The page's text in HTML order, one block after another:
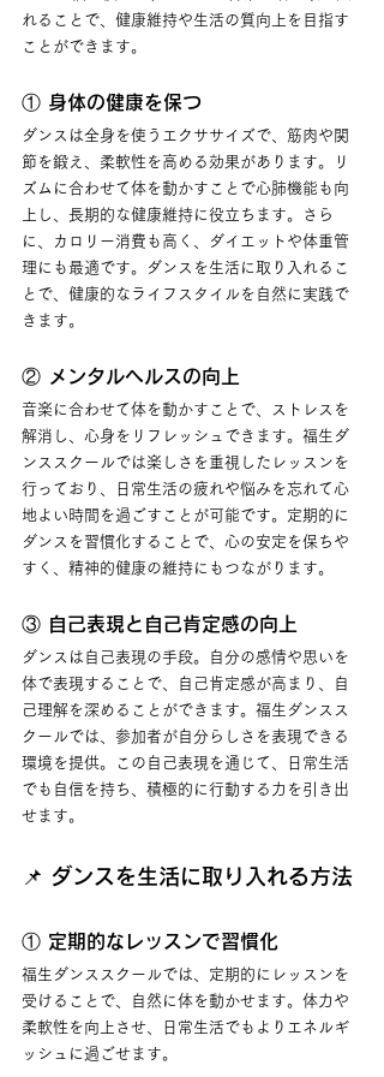
れることで、健康維持や生活の質向上を目指す
ことができます。
① 身体の健康を保つ
ダンスは全身を使うエクササイズで、筋肉や関
節を鍛え、柔軟性を高める効果があります。リ
ズムに合わせて体を動かすことで心肺機能も向
上し、長期的な健康維持に役立ちます。さら
に、カロリー消費も高く、ダイエットや体重管
理にも最適です。ダンスを生活に取り入れるこ
とで、健康的なライフスタイルを自然に実践で
きます。
② メンタルヘルスの向上
音楽に合わせて体を動かすことで、ストレスを
解消し、心身をリフレッシュできます。福生ダ
ンススクールでは楽しさを重視したレッスンを
行っており、日常生活の疲れや悩みを忘れて心
地よい時間を過ごすことが可能です。定期的に
ダンスを習慣化することで、心の安定を保ちや
すく、精神的健康の維持にもつながります。
③ 自己表現と自己肯定感の向上
ダンスは自己表現の手段。自分の感情や思いを
体で表現することで、自己肯定感が高まり、自
己理解を深めることができます。福生ダンスス
クールでは、参加者が自分らしさを表現できる
環境を提供。この自己表現を通じて、日常生活
でも自信を持ち、積極的に行動する力を引き出
せます。
📌 ダンスを生活に取り入れる方法
① 定期的なレッスンで習慣化
福生ダンススクールでは、定期的にレッスンを
受けることで、自然に体を動かせます。体力や
柔軟性を向上させ、日常生活でもよりエネルギ
ッシュに過ごせます。